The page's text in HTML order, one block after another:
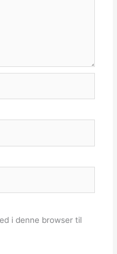
i denne browser til